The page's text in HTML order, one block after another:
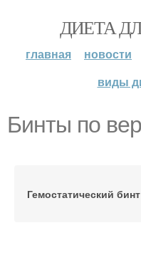
ДИЕТА
главная новости
виды
Бинты по
Гемостатический бинт